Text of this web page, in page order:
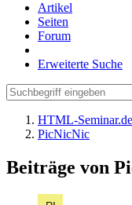
Artikel
Seiten
Forum
Erweiterte Suche
HTML-
PicNicNic
Beiträge von